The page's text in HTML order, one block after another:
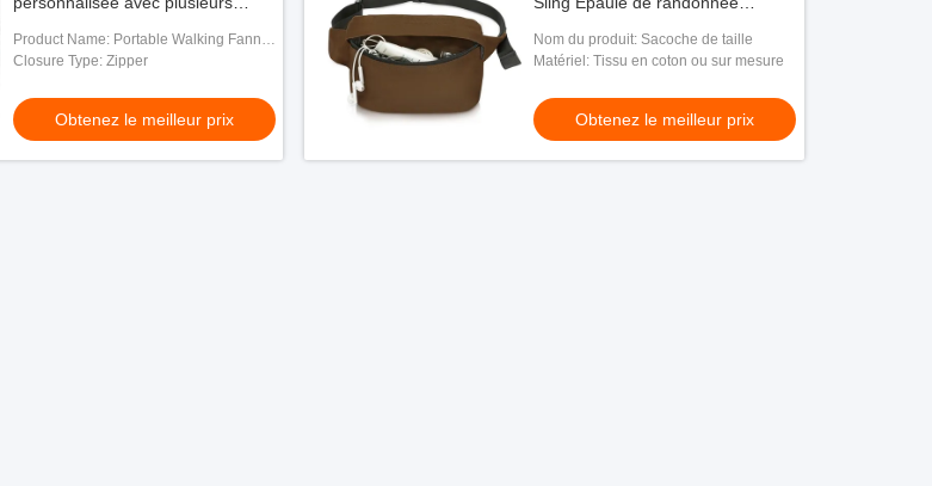
Product Name: Portable Walking Fanny
Pack Built-in Poop Custom Travel Dog
Shoulder Strap
Closure Type: Zipper
Obtenez le meilleur prix
Nom du produit: Sacoche de taille
Matériel: Tissu en coton ou sur mesure
Obtenez le meilleur prix